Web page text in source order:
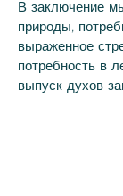
В заключение
природы,
выраженное
потребность в
выпуск духов